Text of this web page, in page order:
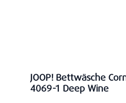
JOOP! Bettwäsche
4069-1 Deep Wine